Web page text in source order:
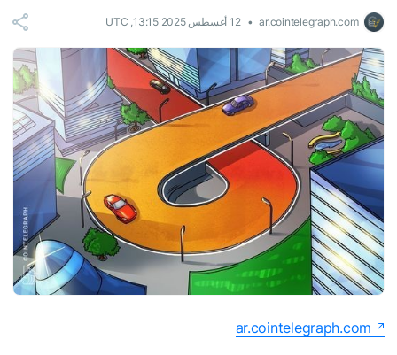
ar.cointelegraph.com 12 أغسطس 2025 13:15, UTC
ar.cointelegraph.com